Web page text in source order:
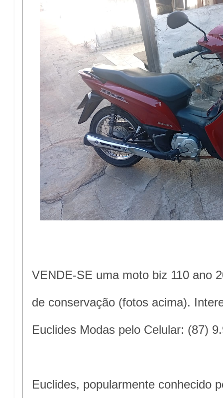
VENDE-SE uma moto biz 110 ano
de conservação (fotos acima).
Euclides Modas pelo Celular: (87)
Euclides, popularmente conhecido